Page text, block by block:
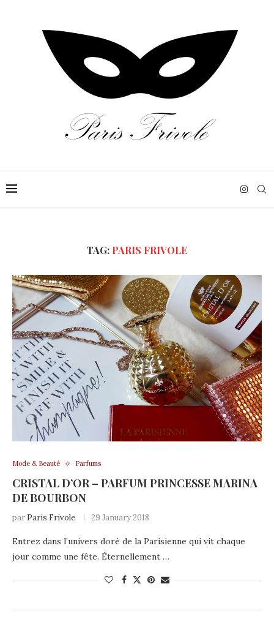
TAG: PARIS FRIVOLE
Mode & Beauté Parfums
CRISTAL D’OR – PARFUM PRINCESSE MARINA
DE BOURBON
par Paris Frivole 29 January 2018
Entrez dans l’univers doré de la Parisienne qui vit chaque
jour comme une fête. Éternellement …